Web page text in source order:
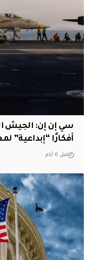
سي إن إن: الجيش
أفكارًا “إبداعية”
قبل 6 أيام